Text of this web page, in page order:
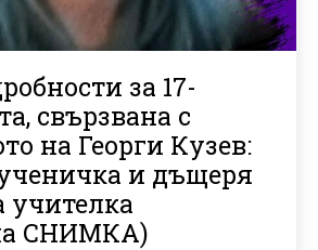
за 17-
свързвана с
на Георги Кузев:
и дъщеря
учителка
СНИМКА)